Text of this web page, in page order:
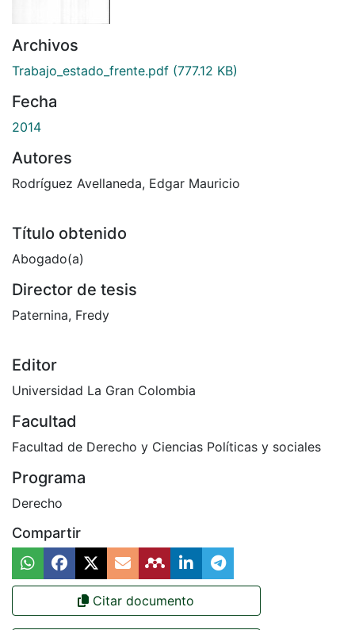
Archivos
Trabajo_estado_frente.pdf (777.12 KB)
Fecha
2014
Autores
Rodríguez Avellaneda, Edgar Mauricio
Título obtenido
Abogado(a)
Director de tesis
Paternina, Fredy
Editor
Universidad La Gran Colombia
Facultad
Facultad de Derecho y Ciencias Políticas y sociales
Programa
Derecho
Compartir
Citar documento